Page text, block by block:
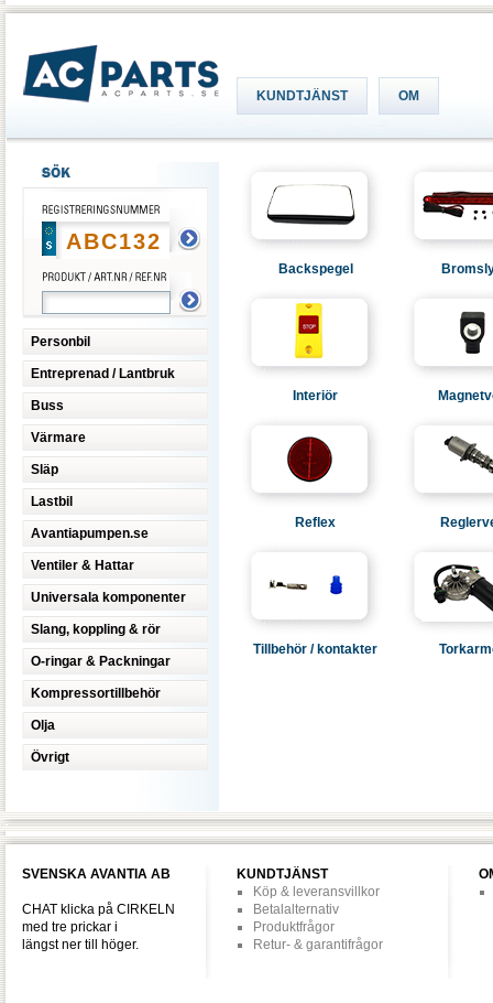
KUNDTJÄNST OM
Personbil
Entreprenad / Lantbruk
Buss
Värmare
Släp
Lastbil
Avantiapumpen.se
Ventiler & Hattar
Universala komponenter
Slang, koppling & rör
O-ringar & Packningar
Kompressortillbehör
Olja
Övrigt
Backspegel
Interiör
Reflex
Tillbehör / kontakter
SVENSKA AVANTIA AB
CHAT klicka på CIRKELN
med tre prickar i
längst ner till höger.
KUNDTJÄNST
Köp & leveransvillkor
Betalalternativ
Produktfrågor
Retur- & garantifrågor